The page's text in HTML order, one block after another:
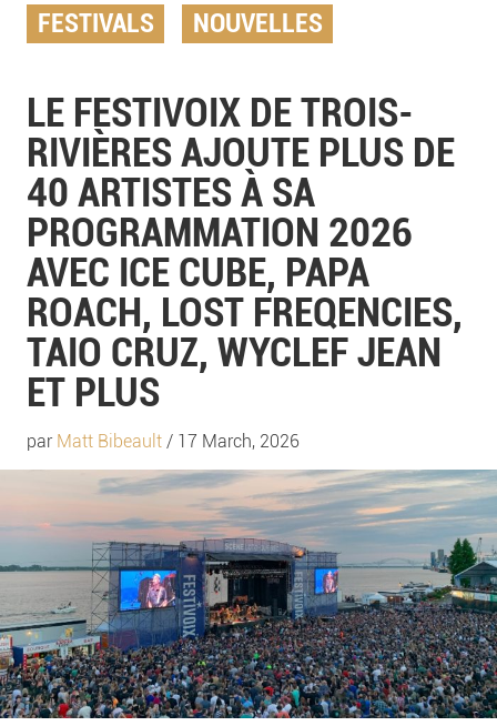
FESTIVALS NOUVELLES
LE FESTIVOIX DE TROIS-
RIVIÈRES AJOUTE PLUS DE
40 ARTISTES À SA
PROGRAMMATION 2026
AVEC ICE CUBE, PAPA
ROACH, LOST FREQENCIES,
TAIO CRUZ, WYCLEF JEAN
ET PLUS
par Matt Bibeault / 17 March, 2026